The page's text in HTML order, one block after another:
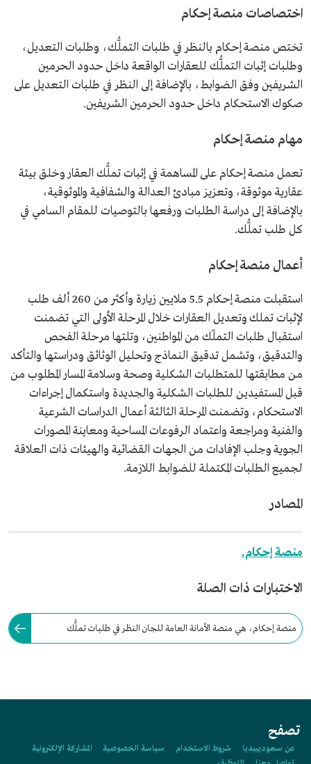
اختصاصات منصة إحكام
تختص منصة إحكام بالنظر في طلبات التملُّك، وطلبات التعديل،
وطلبات إثبات التملُّك للعقارات الواقعة داخل حدود الحرمين
الشريفين وفق الضوابط، بالإضافة إلى النظر في طلبات التعديل على
صكوك الاستحكام داخل حدود الحرمين الشريفين.
مهام منصة إحكام
تعمل منصة إحكام على المساهمة في إثبات تملُّك العقار وخلق بيئة
عقارية موثوقة، وتعزيز مبادئ العدالة والشفافية والموثوقية،
بالإضافة إلى دراسة الطلبات ورفعها بالتوصيات للمقام السامي في
كل طلب تملُّك.
أعمال منصة إحكام
استقبلت منصة إحكام 5.5 ملايين زيارة وأكثر من 260 ألف طلب
لإثبات تملك وتعديل العقارات خلال المرحلة الأولى التي تضمنت
استقبال طلبات التملّك من المواطنين، وتلتها مرحلة الفحص
والتدقيق، وتشمل تدقيق النماذج وتحليل الوثائق ودراستها والتأكد
من مطابقتها للمتطلبات الشكلية وصحة وسلامة المسار المطلوب من
قبل المستفيدين للطلبات الشكلية والجديدة واستكمال إجراءات
الاستحكام، وتضمنت المرحلة الثالثة أعمال الدراسات الشرعية
والفنية ومراجعة واعتماد الرفوعات المساحية ومعاينة المصورات
الجوية وجلب الإفادات من الجهات القضائية والهيئات ذات العلاقة
لجميع الطلبات المكتملة للضوابط اللازمة.
المصادر
منصة إحكام.
الاختبارات ذات الصلة
منصة إحكام، هي منصة الأمانة العامة للجان النظر في طلبات تملُّك
تصفح
عن سعوديبيديا شروط الاستخدام سياسة الخصوصية
المشاركة الإلكترونية